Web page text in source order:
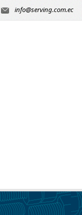
info@serving.com.ec